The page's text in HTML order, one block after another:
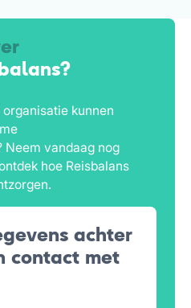
kunnen
Neem vandaag nog
hoe Reisbalans
achter
contact met